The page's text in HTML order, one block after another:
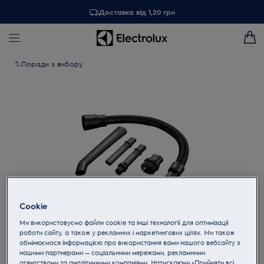
Доставка від 1,20 грн
Поради з вибору
Торкніться, щоб збільшити
Cookie
Ми використовуємо файли cookie та інші технології для оптимізації
роботи сайту, а також у рекламних і маркетингових цілях. Ми також
обмінюємося інформацією про використання вами нашого вебсайту з
нашими партнерами — соціальними мережами, рекламними
агентствами та аналітичними компаніями. Натискаючи «Прийняти всі